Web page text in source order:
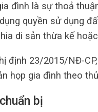
đình là sự thoả
quyền sử dụng
di sản thừa kế
định 23/2015/NĐ-
họp gia đình theo
bị